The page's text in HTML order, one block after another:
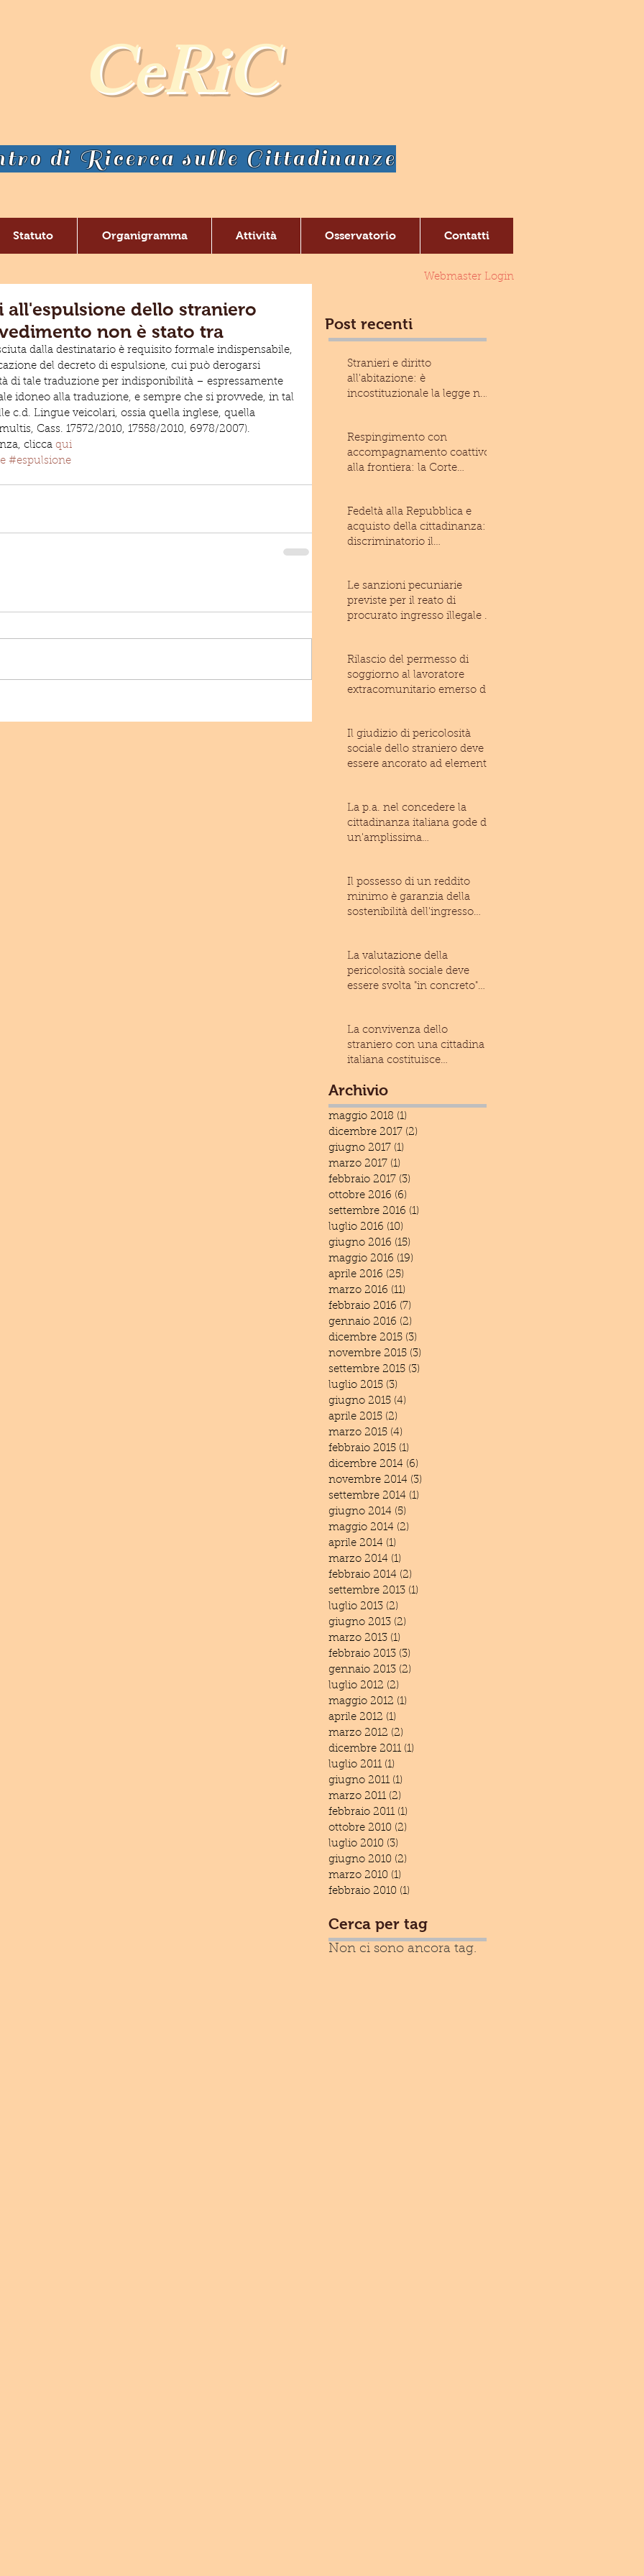
CeRiC
di Ricerca sulle Cittadinanze
Statuto Organigramma Attività Osservatorio Contatti
all'espulsione dello straniero
non è stato tra
dalla destinatario è requisito formale indispensabile,
del decreto di espulsione, cui può derogarsi
di tale traduzione per indisponibilità – espressamente
idoneo alla traduzione, e sempre che si provvede, in tal
c.d. Lingue veicolari, ossia quella inglese, quella
Cass. 17572/2010, 17558/2010, 6978/2007).
clicca qui
#espulsione
Post recenti
Stranieri e diritto
all'abitazione: è
incostituzionale la legge n.
Respingimento con
accompagnamento coattivo
alla frontiera: la Corte
Fedeltà alla Repubblica e
acquisto della cittadinanza: è
discriminatorio il
Le sanzioni pecuniarie
previste per il reato di
procurato ingresso illegale di
Rilascio del permesso di
soggiorno al lavoratore
extracomunitario emerso dal
Il giudizio di pericolosità
sociale dello straniero deve
essere ancorato ad elementi
La p.a. nel concedere la
cittadinanza italiana gode di
un'amplissima
Il possesso di un reddito
minimo è garanzia della
sostenibilità dell'ingresso
La valutazione della
pericolosità sociale deve
essere svolta "in concreto"
La convivenza dello
straniero con una cittadina
italiana costituisce
espuls
Archivio
maggio 2018 (1)
dicembre 2017 (2)
giugno 2017 (1)
marzo 2017 (1)
febbraio 2017 (3)
ottobre 2016 (6)
settembre 2016 (1)
luglio 2016 (10)
giugno 2016 (15)
maggio 2016 (19)
aprile 2016 (25)
marzo 2016 (11)
febbraio 2016 (7)
gennaio 2016 (2)
dicembre 2015 (3)
novembre 2015 (3)
settembre 2015 (3)
luglio 2015 (3)
giugno 2015 (4)
aprile 2015 (2)
marzo 2015 (4)
febbraio 2015 (1)
dicembre 2014 (6)
novembre 2014 (3)
settembre 2014 (1)
giugno 2014 (5)
maggio 2014 (2)
aprile 2014 (1)
marzo 2014 (1)
febbraio 2014 (2)
settembre 2013 (1)
luglio 2013 (2)
giugno 2013 (2)
marzo 2013 (1)
febbraio 2013 (3)
gennaio 2013 (2)
luglio 2012 (2)
maggio 2012 (1)
aprile 2012 (1)
marzo 2012 (2)
dicembre 2011 (1)
luglio 2011 (1)
giugno 2011 (1)
marzo 2011 (2)
febbraio 2011 (1)
ottobre 2010 (2)
luglio 2010 (3)
giugno 2010 (2)
marzo 2010 (1)
febbraio 2010 (1)
Cerca per tag
Non ci sono ancora tag.
Webmaster Login